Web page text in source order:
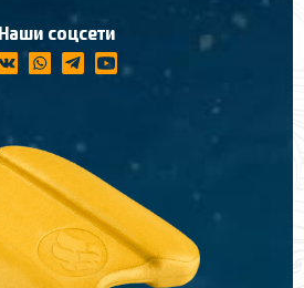
Наши соцсети